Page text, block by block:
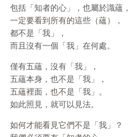
包括「知者的心」，也屬於識蘊，
一定要看到所有的這些（蘊），
都不是「我」，
而且沒有一個「我」在何處。
僅有五蘊，沒有「我」，
五蘊本身，也不是「我」，
五蘊裡面，也不是「我」。
如此照見，就可以見法。
如何才能看見它們不是「我」？